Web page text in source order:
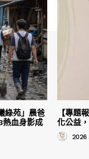
綠苑」晨爸
熱血身影成
【專題
化公益
2026